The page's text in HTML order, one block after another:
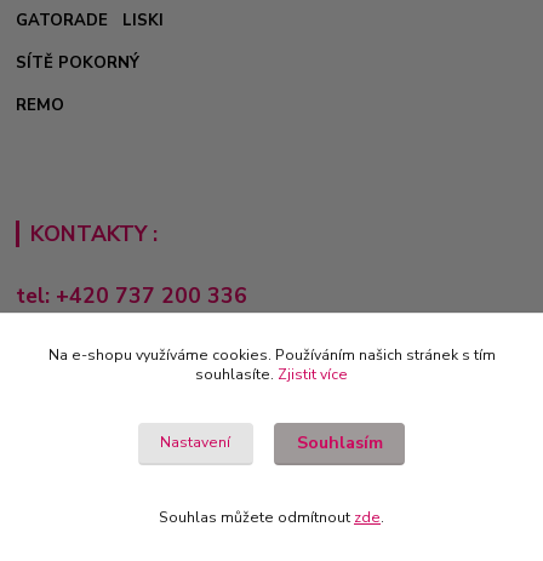
GATORADE
LISKI
SÍTĚ POKORNÝ
REMO
KONTAKTY :
tel: +420 737 200 336
Pondělí-Pátek: 8 - 17 hodin
obchod@e-sporting.cz
Na e-shopu využíváme cookies. Používáním našich stránek s tím
souhlasíte. Zjistit více
Nastavení Souhlasím
Souhlas můžete odmítnout zde.